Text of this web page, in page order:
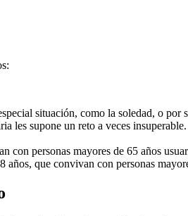
situación, como la soledad, o
les supone un reto a veces insuperable.
con personas mayores de 65 años
que convivan con personas